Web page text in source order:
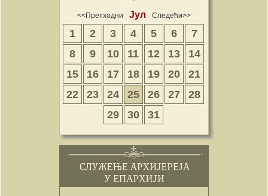
<<Претходни Јул Следећи>>
1 2 3 4 5 6
7
8
9 10 11 12 13
14
15
16 17 18 19 20
21
22
23 24 25 26 27
28
29
30 31